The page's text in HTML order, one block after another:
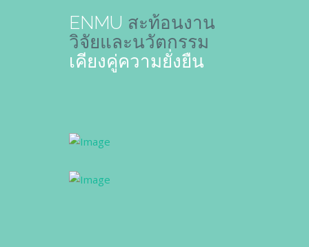
ENMU สะท้อนงาน
วิจัยและนวัตกรรม
เคียงคู่ความยั่งยืน